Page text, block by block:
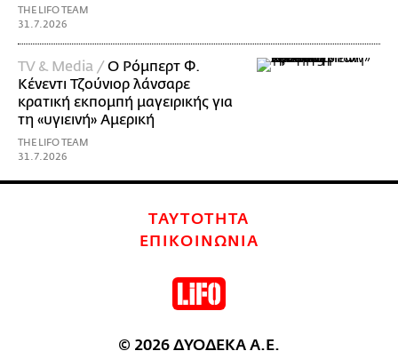
THE LIFO TEAM
31.7.2026
TV & Media /Ο Ρόμπερτ Φ.
Κένεντι Τζούνιορ λάνσαρε
κρατική εκπομπή μαγειρικής για
τη «υγιεινή» Αμερική
THE LIFO TEAM
31.7.2026
ΤΑΥΤΟΤΗΤΑ
ΕΠΙΚΟΙΝΩΝΙΑ
© 2026 ΔΥΟΔΕΚΑ Α.Ε.